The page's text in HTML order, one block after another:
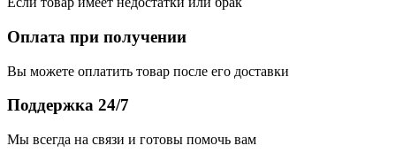
Оплата при получении
Вы можете оплатить товар после его доставки
Поддержка 24/7
Мы всегда на связи и готовы помочь вам